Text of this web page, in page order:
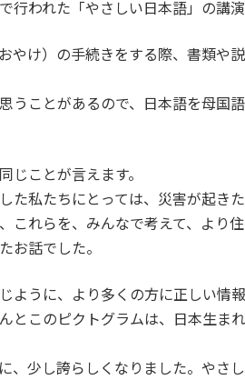
行われた「やさしい日本語」の講演
やけ）の手続きをする際、書類や
うことがあるので、日本語を母国
じことが言えます。
た私たちにとっては、災害が起き
これらを、みんなで考えて、より
お話でした。
ように、より多くの方に正しい情
とこのピクトグラムは、日本生ま
、少し誇らしくなりました。やさ